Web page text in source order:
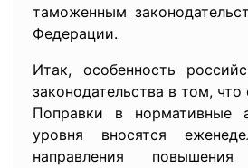
таможенным
Федерации.
Итак, особенность
законодательства в том,
Поправки в нормативные
уровня вносятся
направления повышения